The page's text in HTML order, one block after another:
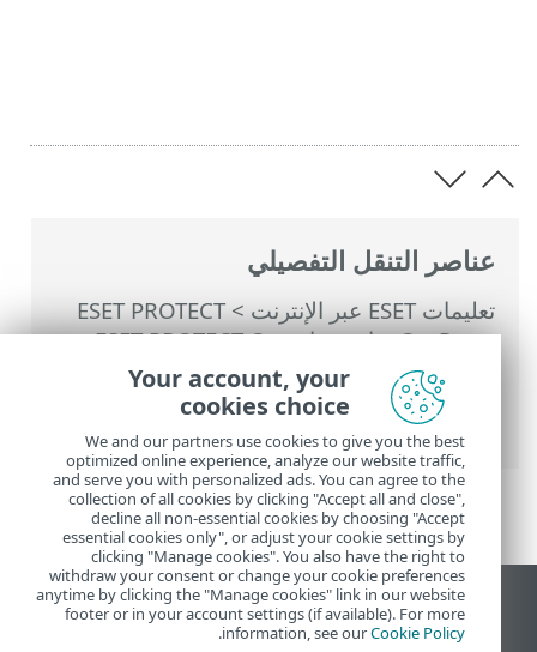
عناصر التنقل التفصيلي
تعليمات ESET عبر الإنترنت >
ESET PROTECT
On-Prem
>
استخدام ‎ESET PROTECT On-
>
القائمة الرئيسية ESET PROTECT On-
Prem
>المزيد >حقوق الوصول>
الأذونات> قائمة الأذونات
عرض موقع سطح المكتب
End of Life
Your account, your
cookies choice
We and our partners use cookies to give you the best
optimized online experience, analyze our website traffic,
and serve you with personalized ads. You can agree to the
collection of all cookies by clicking "Accept all and close",
decline all non-essential cookies by choosing "Accept
essential cookies only", or adjust your cookie settings by
clicking "Manage cookies". You also have the right to
withdraw your consent or change your cookie preferences
anytime by clicking the "Manage cookies" link in our website
footer or in your account settings (if available). For more
information, see ourCookie Policy
.